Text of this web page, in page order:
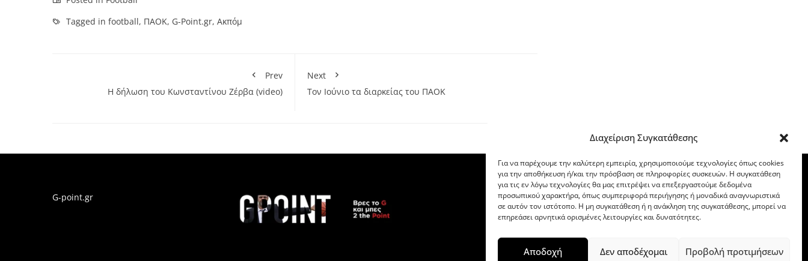
Διαχείριση Συγκατάθεσης
Για να παρέχουμε την καλύτερη εμπειρία, χρησιμοποιούμε τεχνολογίες όπως cookies
για την αποθήκευση ή/και την πρόσβαση σε πληροφορίες συσκευών. Η συγκατάθεση
για τις εν λόγω τεχνολογίες θα μας επιτρέψει να επεξεργαστούμε δεδομένα
προσωπικού χαρακτήρα, όπως συμπεριφορά περιήγησης ή μοναδικά αναγνωριστικά
σε αυτόν τον ιστότοπο. Η μη συγκατάθεση ή η ανάκληση της συγκατάθεσης, μπορεί να
επηρεάσει αρνητικά ορισμένες λειτουργίες και δυνατότητες.
Αποδοχή Δεν αποδέχομαι Προβολή προτιμήσεων
Tagged in football, ΠΑΟΚ, G-Point.gr, Aκπόμ
Prev
Η δήλωση του Κωνσταντίνου Ζέρβα (video)
Next
Τον Ιούνιο τα διαρκείας του ΠΑΟΚ
G-point.gr